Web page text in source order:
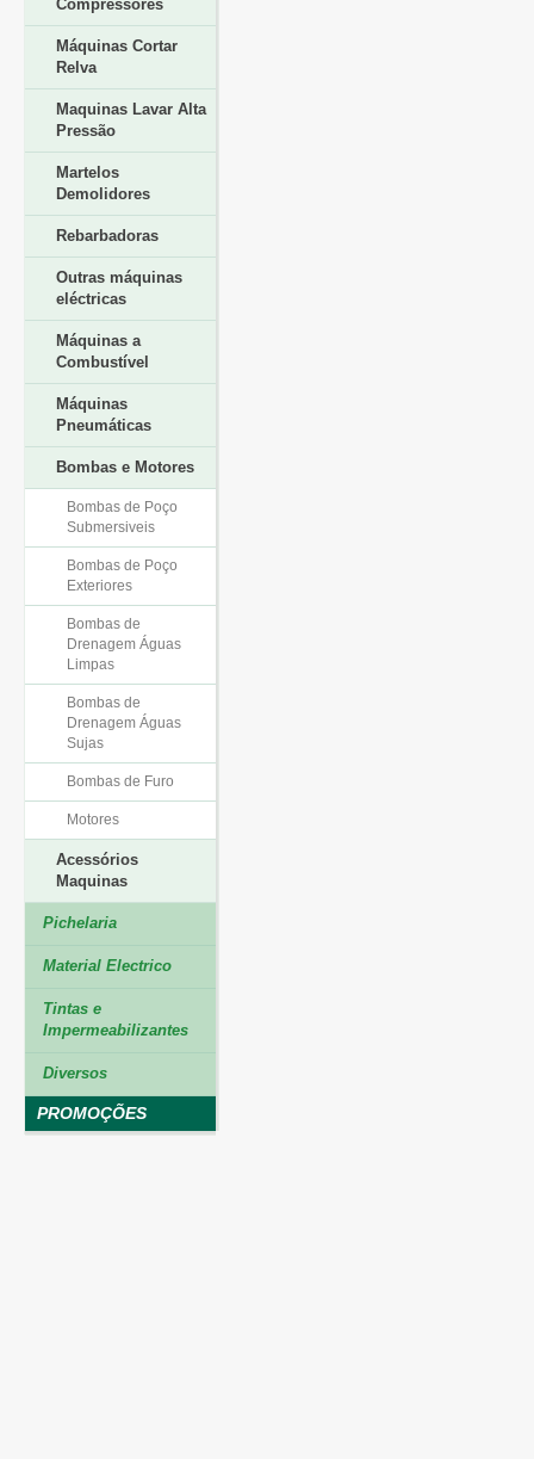
Compressores
Máquinas Cortar
Relva
Maquinas Lavar Alta
Pressão
Martelos
Demolidores
Rebarbadoras
Outras máquinas
eléctricas
Máquinas a
Combustível
Máquinas
Pneumáticas
Bombas e Motores
Bombas de Poço
Submersiveis
Bombas de Poço
Exteriores
Bombas de
Drenagem Águas
Limpas
Bombas de
Drenagem Águas
Sujas
Bombas de Furo
Motores
Acessórios
Maquinas
Pichelaria
Material Electrico
Tintas e
Impermeabilizantes
Diversos
PROMOÇÕES